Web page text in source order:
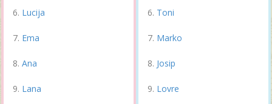
Lucija
Ema
Ana
Lana
Toni
Marko
Josip
Lovre